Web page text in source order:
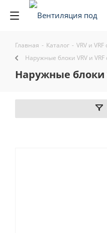
Главная - Каталог - VRV и
Наружные блоки VRV и VRF
наружные